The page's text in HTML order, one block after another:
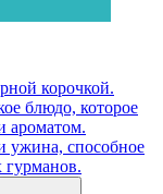
корочкой.
блюдо, которое
ароматом.
ужина, способное
гурманов.